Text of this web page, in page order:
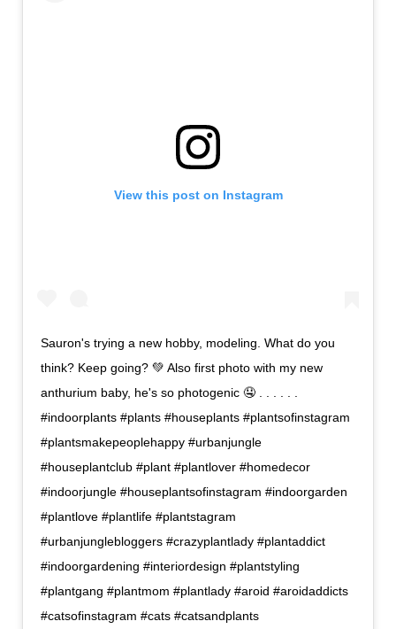
View this post on Instagram
Sauron's trying a new hobby, modeling. What do you
think? Keep going? 💚 Also first photo with my new
anthurium baby, he's so photogenic 🤤 . . . . . .
#indoorplants #plants #houseplants #plantsofinstagram
#plantsmakepeoplehappy #urbanjungle
#houseplantclub #plant #plantlover #homedecor
#indoorjungle #houseplantsofinstagram #indoorgarden
#plantlove #plantlife #plantstagram
#urbanjunglebloggers #crazyplantlady #plantaddict
#indoorgardening #interiordesign #plantstyling
#plantgang #plantmom #plantlady #aroid #aroidaddicts
#catsofinstagram #cats #catsandplants